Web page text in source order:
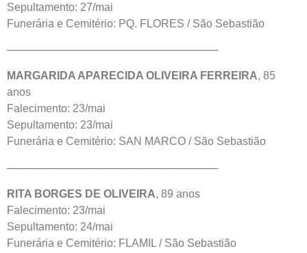
Sepultamento: 27/mai
Funerária e Cemitério: PQ. FLORES / São Sebastião
────────────────────────────
MARGARIDA APARECIDA OLIVEIRA FERREIRA, 85
anos
Falecimento: 23/mai
Sepultamento: 23/mai
Funerária e Cemitério: SAN MARCO / São Sebastião
────────────────────────────
RITA BORGES DE OLIVEIRA, 89 anos
Falecimento: 23/mai
Sepultamento: 24/mai
Funerária e Cemitério: FLAMIL / São Sebastião